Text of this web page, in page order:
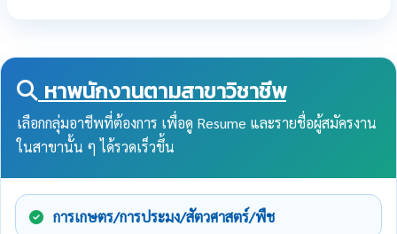
หาพนักงานตามสาขาวิชาชีพ
เลือกกลุ่มอาชีพที่ต้องการ เพื่อดู Resume และรายชื่อผู้สมัครงาน
ในสาขานั้น ๆ ได้รวดเร็วขึ้น
การเกษตร/การประมง/สัตวศาสตร์/พืช